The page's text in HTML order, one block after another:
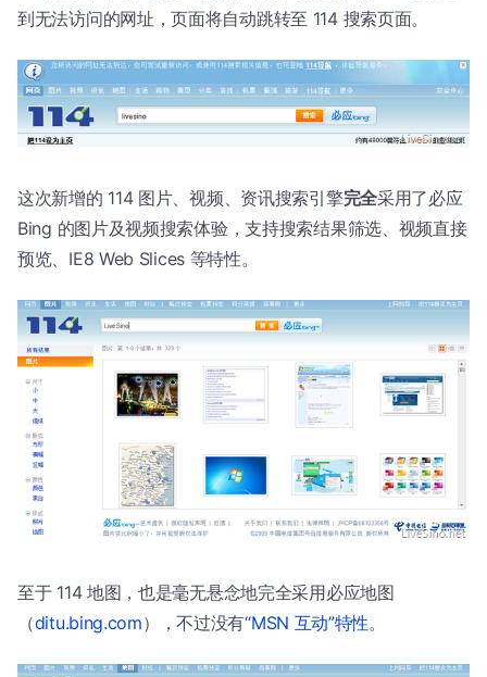
到无法访问的网址，页面将自动跳转至 114 搜索页面。
这次新增的 114 图片、视频、资讯搜索引擎完全采用了必应
Bing 的图片及视频搜索体验，支持搜索结果筛选、视频直接
预览、IE8 Web Slices 等特性。
至于 114 地图，也是毫无悬念地完全采用必应地图
（ditu.bing.com），不过没有“MSN 互动”特性。